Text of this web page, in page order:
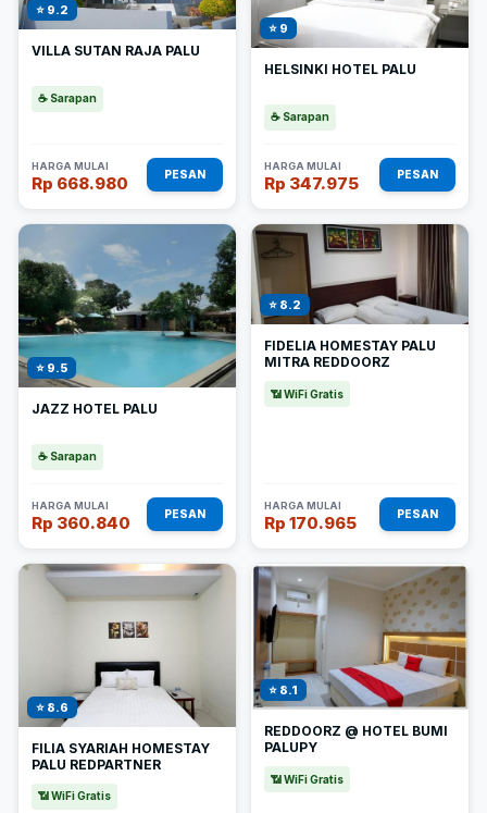
⭐ 9.2
VILLA SUTAN RAJA PALU
☕ Sarapan
HARGA MULAI
Rp 668.980 PESAN
⭐ 9
HELSINKI HOTEL PALU
☕ Sarapan
HARGA MULAI
Rp 347.975 PESAN
⭐ 9.5
JAZZ HOTEL PALU
☕ Sarapan
HARGA MULAI
Rp 360.840 PESAN
⭐ 8.2
FIDELIA HOMESTAY PALU
MITRA REDDOORZ
📶 WiFi Gratis
HARGA MULAI
Rp 170.965 PESAN
⭐ 8.6
FILIA SYARIAH HOMESTAY
PALU REDPARTNER
📶 WiFi Gratis
⭐ 8.1
REDDOORZ @ HOTEL BUMI
PALUPY
📶 WiFi Gratis